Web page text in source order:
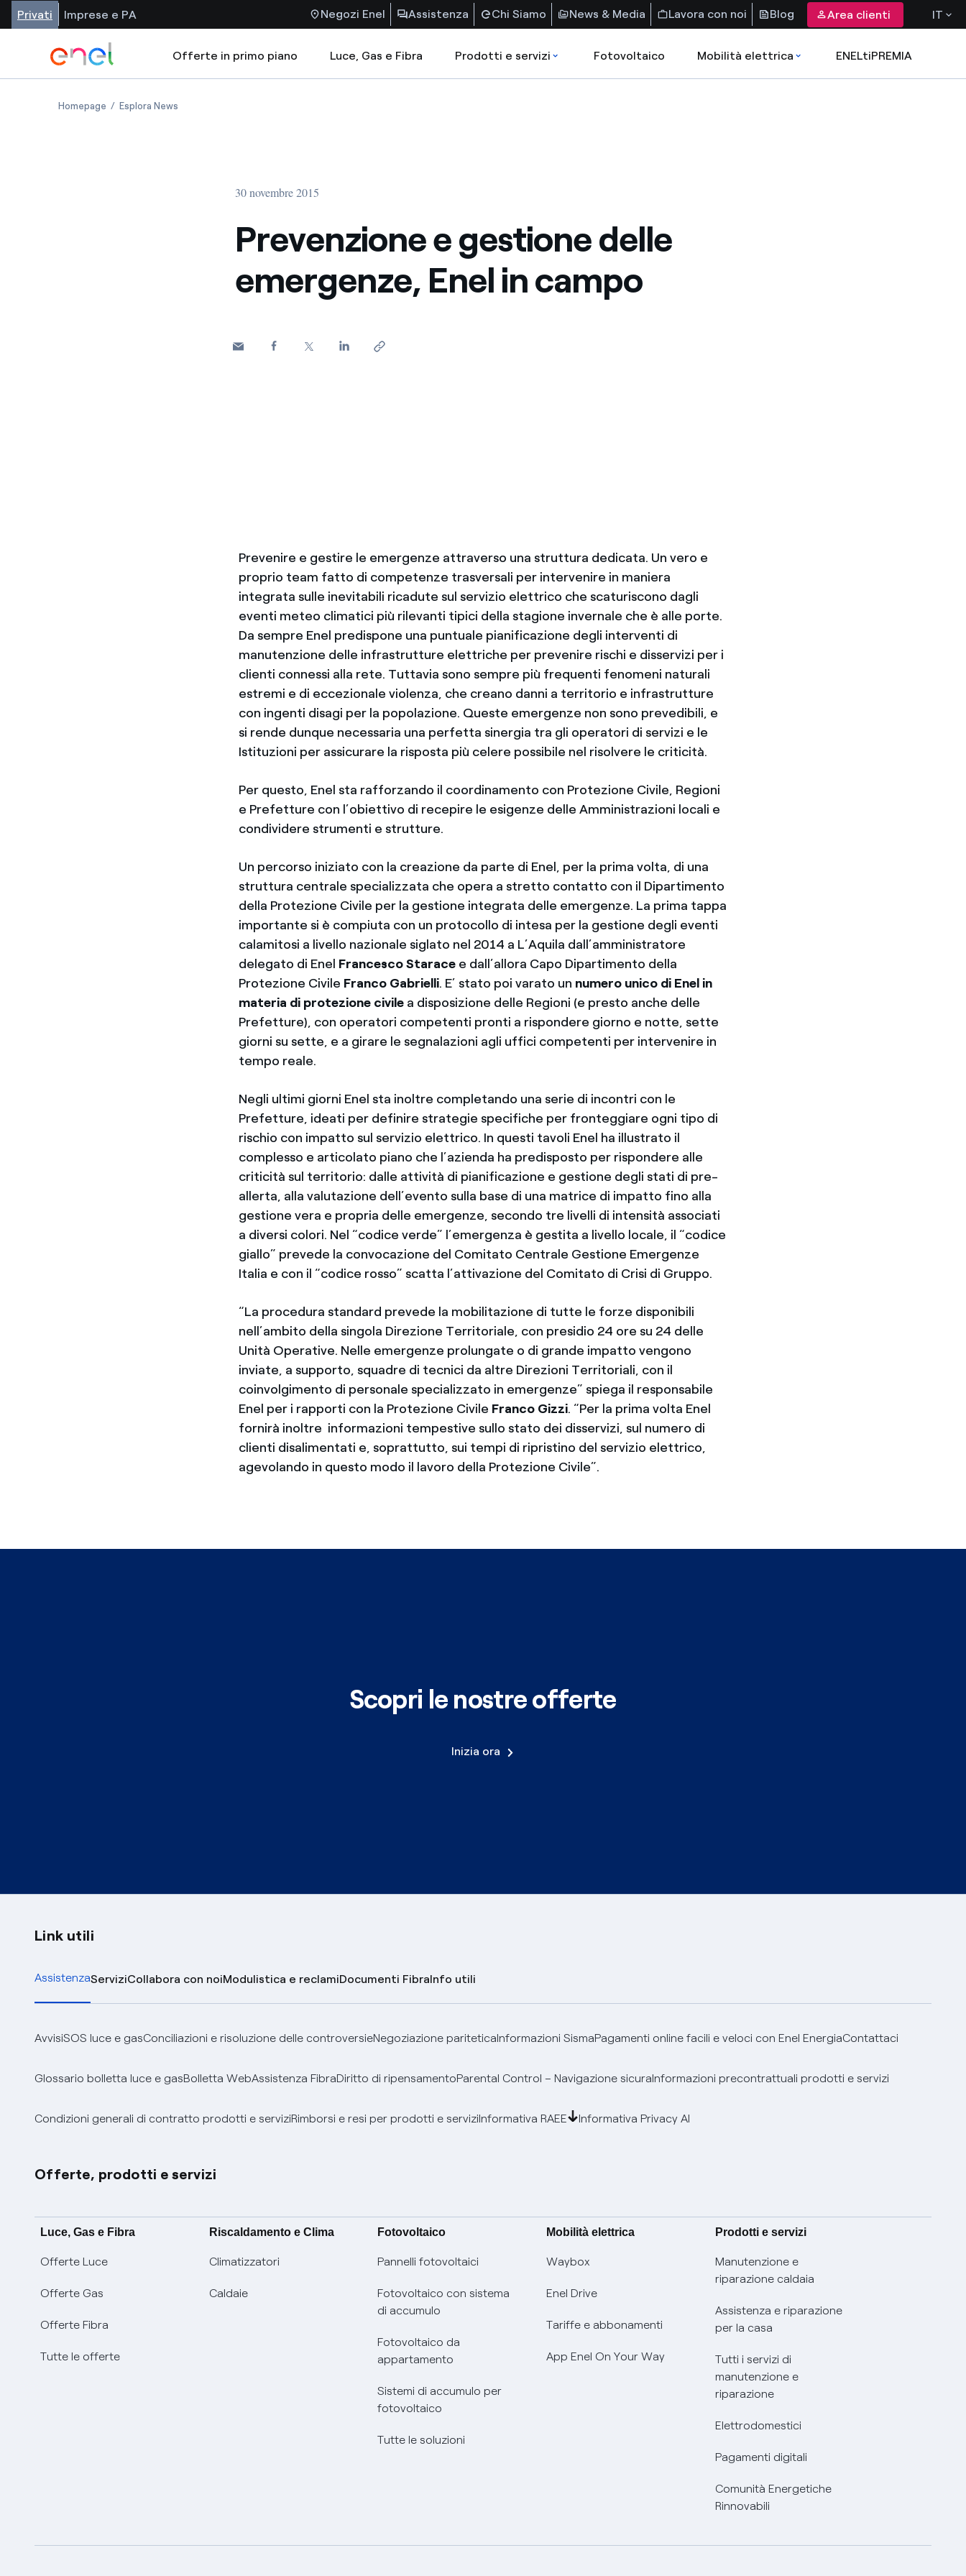
Privati Imprese e PA Negozi Enel Assistenza Chi Siamo News & Media Lavora con noi Blog Area clienti IT
Offerte in primo piano Luce, Gas e Fibra Prodotti e servizi Fotovoltaico Mobilità elettrica ENELtiPREMIA
Homepage Esplora News
30 novembre 2015
Prevenzione e gestione delle
emergenze, Enel in campo
Prevenire e gestire le emergenze attraverso una struttura dedicata. Un vero e
proprio team fatto di competenze trasversali per intervenire in maniera
integrata sulle inevitabili ricadute sul servizio elettrico che scaturiscono dagli
eventi meteo climatici più rilevanti tipici della stagione invernale che è alle porte.
Da sempre Enel predispone una puntuale pianificazione degli interventi di
manutenzione delle infrastrutture elettriche per prevenire rischi e disservizi per i
clienti connessi alla rete. Tuttavia sono sempre più frequenti fenomeni naturali
estremi e di eccezionale violenza, che creano danni a territorio e infrastrutture
con ingenti disagi per la popolazione. Queste emergenze non sono prevedibili, e
si rende dunque necessaria una perfetta sinergia tra gli operatori di servizi e le
Istituzioni per assicurare la risposta più celere possibile nel risolvere le criticità.
Per questo, Enel sta rafforzando il coordinamento con Protezione Civile, Regioni
e Prefetture con l’obiettivo di recepire le esigenze delle Amministrazioni locali e
condividere strumenti e strutture.
Un percorso iniziato con la creazione da parte di Enel, per la prima volta, di una
struttura centrale specializzata che opera a stretto contatto con il Dipartimento
della Protezione Civile per la gestione integrata delle emergenze. La prima tappa
importante si è compiuta con un protocollo di intesa per la gestione degli eventi
calamitosi a livello nazionale siglato nel 2014 a L’Aquila dall’amministratore
delegato di Enel Francesco Starace e dall’allora Capo Dipartimento della
Protezione Civile Franco Gabrielli. E’ stato poi varato un numero unico di Enel in
materia di protezione civile a disposizione delle Regioni (e presto anche delle
Prefetture), con operatori competenti pronti a rispondere giorno e notte, sette
giorni su sette, e a girare le segnalazioni agli uffici competenti per intervenire in
tempo reale.
Negli ultimi giorni Enel sta inoltre completando una serie di incontri con le
Prefetture, ideati per definire strategie specifiche per fronteggiare ogni tipo di
rischio con impatto sul servizio elettrico. In questi tavoli Enel ha illustrato il
complesso e articolato piano che l’azienda ha predisposto per rispondere alle
criticità sul territorio: dalle attività di pianificazione e gestione degli stati di pre-
allerta, alla valutazione dell’evento sulla base di una matrice di impatto fino alla
gestione vera e propria delle emergenze, secondo tre livelli di intensità associati
a diversi colori. Nel “codice verde” l’emergenza è gestita a livello locale, il “codice
giallo” prevede la convocazione del Comitato Centrale Gestione Emergenze
Italia e con il “codice rosso” scatta l’attivazione del Comitato di Crisi di Gruppo.
“La procedura standard prevede la mobilitazione di tutte le forze disponibili
nell’ambito della singola Direzione Territoriale, con presidio 24 ore su 24 delle
Unità Operative. Nelle emergenze prolungate o di grande impatto vengono
inviate, a supporto, squadre di tecnici da altre Direzioni Territoriali, con il
coinvolgimento di personale specializzato in emergenze” spiega il responsabile
Enel per i rapporti con la Protezione Civile Franco Gizzi. “Per la prima volta Enel
fornirà inoltre informazioni tempestive sullo stato dei disservizi, sul numero di
clienti disalimentati e, soprattutto, sui tempi di ripristino del servizio elettrico,
agevolando in questo modo il lavoro della Protezione Civile”.
Scopri le nostre offerte
Inizia ora
Link utili
AssistenzaServiziCollabora con noiModulistica e reclamiDocumenti FibraInfo utili
AvvisiSOS luce e gasConciliazioni e risoluzione delle controversieNegoziazione pariteticaInformazioni SismaPagamenti online facili e veloci con Enel EnergiaContattaci
Glossario bolletta luce e gasBolletta WebAssistenza FibraDiritto di ripensamentoParental Control – Navigazione sicuraInformazioni precontrattuali prodotti e servizi
Condizioni generali di contratto prodotti e serviziRimborsi e resi per prodotti e serviziInformativa RAEE Informativa Privacy AI
Offerte, prodotti e servizi
Luce, Gas e Fibra
Offerte Luce
Offerte Gas
Offerte Fibra
Tutte le offerte
Riscaldamento e Clima
Climatizzatori
Caldaie
Fotovoltaico
Pannelli fotovoltaici
Fotovoltaico con sistema
di accumulo
Fotovoltaico da
appartamento
Sistemi di accumulo per
fotovoltaico
Tutte le soluzioni
Mobilità elettrica
Waybox
Enel Drive
Tariffe e abbonamenti
App Enel On Your Way
Prodotti e servizi
Manutenzione e
riparazione caldaia
Assistenza e riparazione
per la casa
Tutti i servizi di
manutenzione e
riparazione
Elettrodomestici
Pagamenti digitali
Comunità Energetiche
Rinnovabili